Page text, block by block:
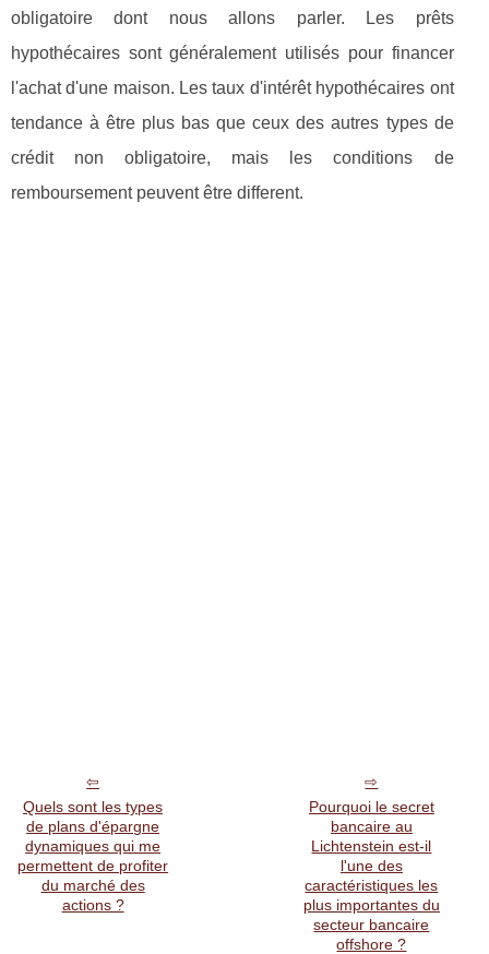
obligatoire dont nous allons parler. Les prêts
hypothécaires sont généralement utilisés pour financer
l'achat d'une maison. Les taux d'intérêt hypothécaires ont
tendance à être plus bas que ceux des autres types de
crédit non obligatoire, mais les conditions de
remboursement peuvent être different.
Quels sont les types
de plans d'épargne
dynamiques qui me
permettent de profiter
du marché des
actions ?
Pourquoi le secret
bancaire au
Lichtenstein est-il
l'une des
caractéristiques les
plus importantes du
secteur bancaire
offshore ?